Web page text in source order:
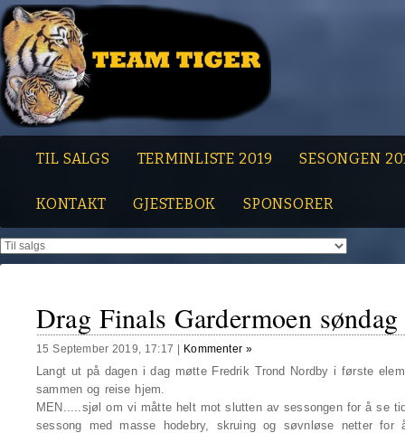
TIL SALGS TERMINLISTE 2019 SESONGEN
KONTAKT GJESTEBOK SPONSORER
Drag Finals Gardermoen
15 September 2019, 17:17 Kommenter »
Langt ut på dagen i dag møtte Fredrik Trond Nordby i første
sammen og reise hjem.
MEN.....sjøl om vi måtte helt mot slutten av sessongen for å se
sessong med masse hodebry, skruing og søvnløse netter